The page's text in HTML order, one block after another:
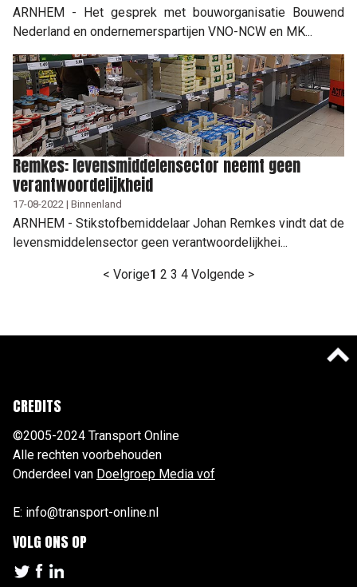
ARNHEM - Het gesprek met bouworganisatie Bouwend
Nederland en ondernemerspartijen VNO-NCW en MK...
Remkes: levensmiddelensector neemt geen
verantwoordelijkheid
17-08-2022 | Binnenland
ARNHEM - Stikstofbemiddelaar Johan Remkes vindt dat de
levensmiddelensector geen verantwoordelijkhei...
< Vorige1 2 3 4 Volgende >
CREDITS
©2005-2024 Transport Online
Alle rechten voorbehouden
Onderdeel van Doelgroep Media vof
E: info@transport-online.nl
VOLG ONS OP